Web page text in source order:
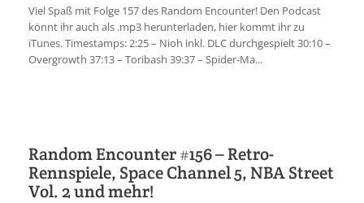
Viel Spaß mit Folge 157 des Random Encounter! Den Podcast
könnt ihr auch als .mp3 herunterladen, hier kommt ihr zu
iTunes. Timestamps: 2:25 – Nioh inkl. DLC durchgespielt 30:10 –
Overgrowth 37:13 – Toribash 39:37 – Spider-Ma...
Random Encounter #156 – Retro-
Rennspiele, Space Channel 5, NBA Street
Vol. 2 und mehr!